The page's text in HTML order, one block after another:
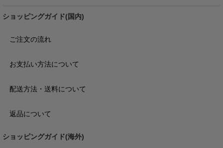
ショッピングガイド(国内)
ご注文の流れ
お支払い方法について
配送方法・送料について
返品について
ショッピングガイド(海外)